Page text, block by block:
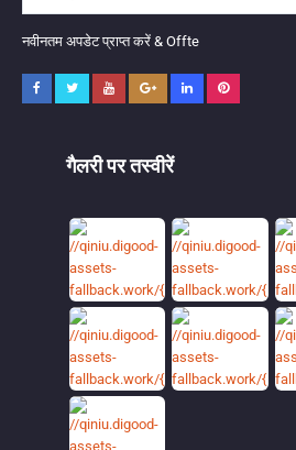
नवीनतम अपडेट प्राप्त करें & Offte
गैलरी पर तस्वीरें